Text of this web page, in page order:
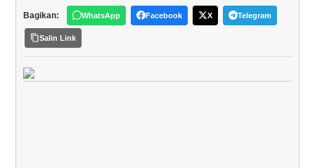
Bagikan: WhatsApp Facebook X Telegram
Salin Link